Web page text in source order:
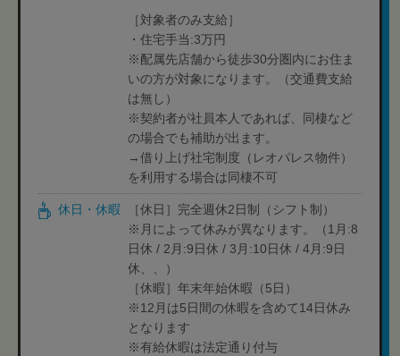
［対象者のみ支給］
・住宅手当:3万円
※配属先店舗から徒歩30分圏内にお住ま
いの方が対象になります。（交通費支給
は無し）
※契約者が社員本人であれば、同棲など
の場合でも補助が出ます。
→借り上げ社宅制度（レオパレス物件）
を利用する場合は同棲不可
休日・休暇
［休日］完全週休2日制（シフト制）
※月によって休みが異なります。（1月:8
日休 / 2月:9日休 / 3月:10日休 / 4月:9日
休、、）
［休暇］年末年始休暇（5日）
※12月は5日間の休暇を含めて14日休み
となります
※有給休暇は法定通り付与